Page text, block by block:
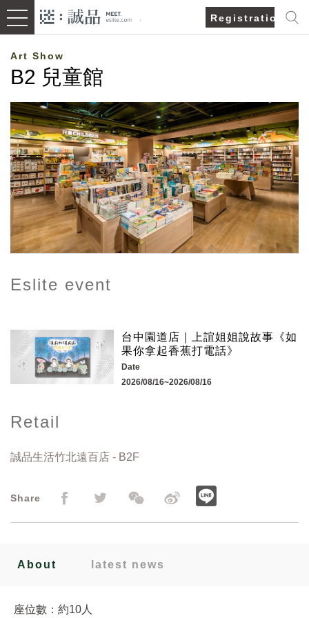
Registration/
Art Show
B2 兒童館
Share
Retail
誠品生活竹北遠百店 - B2F
Eslite event
台中園道店｜上誼姐姐說故事《如
果你拿起香蕉打電話》
Date
2026/08/16~2026/08/16
About latest news
座位數：約10人